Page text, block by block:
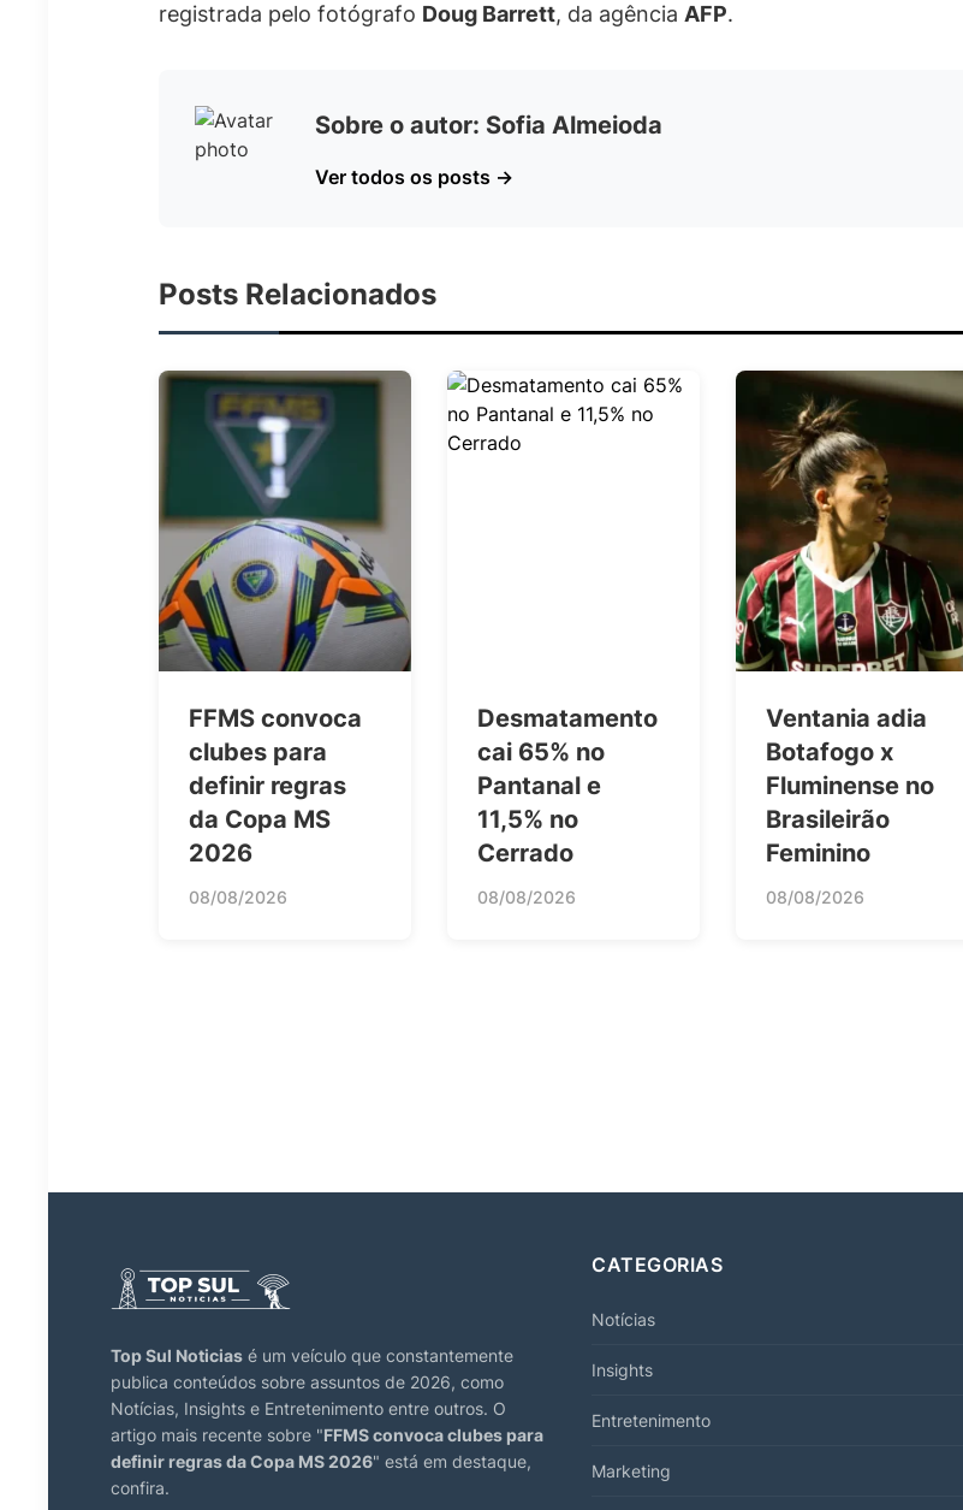
registrada pelo fotógrafo Doug Barrett, da agência AFP.
Sobre o autor: Sofia Almeioda
Ver todos os posts →
Posts Relacionados
FFMS convoca
clubes para
definir regras
da Copa MS
2026
08/08/2026
Desmatamento
cai 65% no
Pantanal e
11,5% no
Cerrado
08/08/2026
Ventania adia
Botafogo x
Fluminense no
Brasileirão
Feminino
08/08/2026
Top Sul Noticias é um veículo que constantemente
publica conteúdos sobre assuntos de 2026, como
Notícias, Insights e Entretenimento entre outros. O
artigo mais recente sobre "FFMS convoca clubes para
definir regras da Copa MS 2026" está em destaque,
confira.
CATEGORIAS
Notícias
Insights
Entretenimento
Marketing